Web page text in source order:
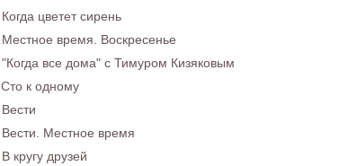
Когда цветет сирень
Местное время. Воскресенье
"Когда все дома" с Тимуром Кизяковым
Сто к одному
Вести
Вести. Местное время
В кругу друзей